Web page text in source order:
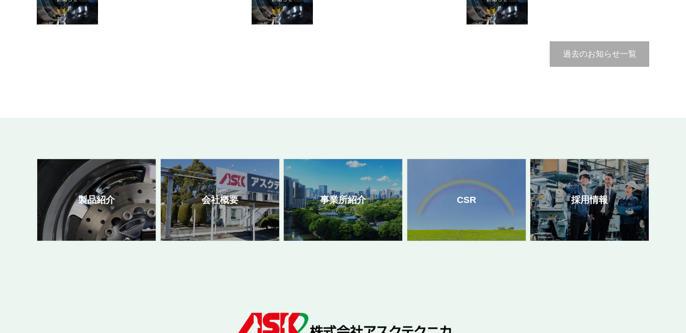
過去のお知らせ一覧
製品紹介 会社概要 事業所紹介 CSR 採用情報